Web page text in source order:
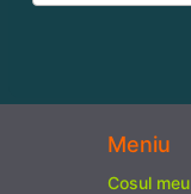
Meniu
Cosul meu